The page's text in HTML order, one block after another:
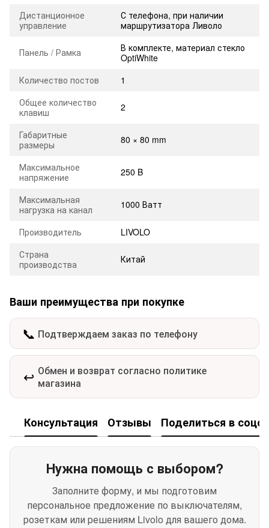
Дистанционное
управление
С телефона, при наличии
маршрутизатора Ливоло
Панель / Рамка
В комплекте, материал стекло
OptiWhite
Количество постов
1
Общее количество
клавиш
2
Габаритные
размеры
80 × 80 mm
Максимальное
напряжение
250 B
Максимальная
нагрузка на канал
1000 Ватт
Производитель
LIVOLO
Страна
производства
Китай
Ваши преимущества при покупке
📞 Подтверждаем заказ по телефону
↩️ Обмен и возврат согласно политике
магазина
Консультация Отзывы Поделиться в
Нужна помощь с выбором?
Заполните форму, и мы подготовим
персональное предложение по выключателям,
розеткам или решениям Livolo для вашего дома.